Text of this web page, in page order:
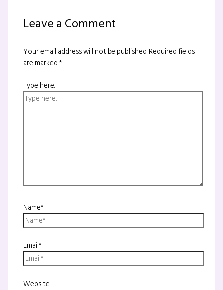
Leave a Comment
Your email address will not be published.Required fields
are marked*
Type here..
Name*
Email*
Website